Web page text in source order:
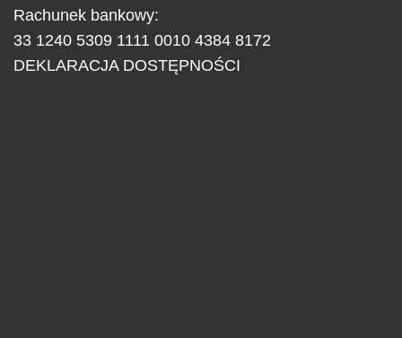
Rachunek bankowy:
33 1240 5309 1111 0010 4384 8172
DEKLARACJA DOSTĘPNOŚCI